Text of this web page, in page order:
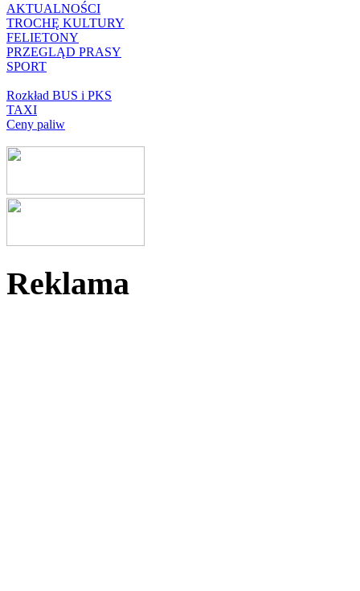
AKTUALNOŚCI
TROCHĘ KULTURY
FELIETONY
PRZEGLĄD PRASY
SPORT
Rozkład BUS i PKS
TAXI
Ceny paliw
Reklama